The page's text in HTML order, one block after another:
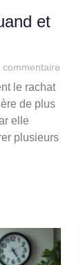
et
commentaire
le rachat
de plus
elle
plusieurs